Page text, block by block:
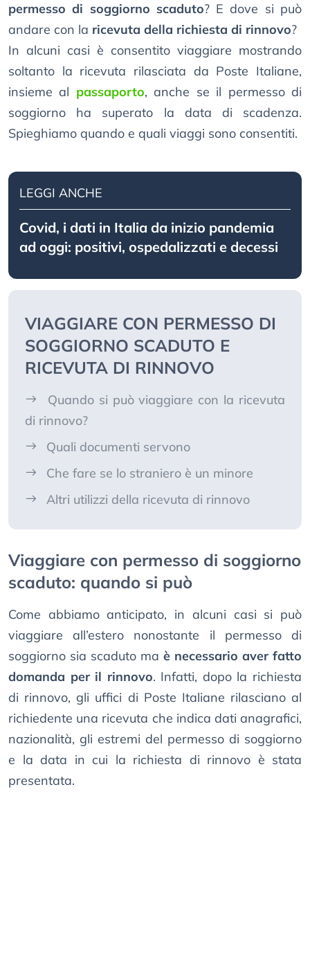
permesso di soggiorno scaduto? E dove si può
andare con la ricevuta della richiesta di rinnovo?
In alcuni casi è consentito viaggiare mostrando
soltanto la ricevuta rilasciata da Poste Italiane,
insieme al passaporto, anche se il permesso di
soggiorno ha superato la data di scadenza.
Spieghiamo quando e quali viaggi sono consentiti.
LEGGI ANCHE
Covid, i dati in Italia da inizio pandemia
ad oggi: positivi, ospedalizzati e decessi
VIAGGIARE CON PERMESSO DI
SOGGIORNO SCADUTO E
RICEVUTA DI RINNOVO
Quando si può viaggiare con la ricevuta
di rinnovo?
Quali documenti servono
Che fare se lo straniero è un minore
Altri utilizzi della ricevuta di rinnovo
Viaggiare con permesso di soggiorno
scaduto: quando si può
Come abbiamo anticipato, in alcuni casi si può
viaggiare all’estero nonostante il permesso di
soggiorno sia scaduto ma è necessario aver fatto
domanda per il rinnovo. Infatti, dopo la richiesta
di rinnovo, gli uffici di Poste Italiane rilasciano al
richiedente una ricevuta che indica dati anagrafici,
nazionalità, gli estremi del permesso di soggiorno
e la data in cui la richiesta di rinnovo è stata
presentata.